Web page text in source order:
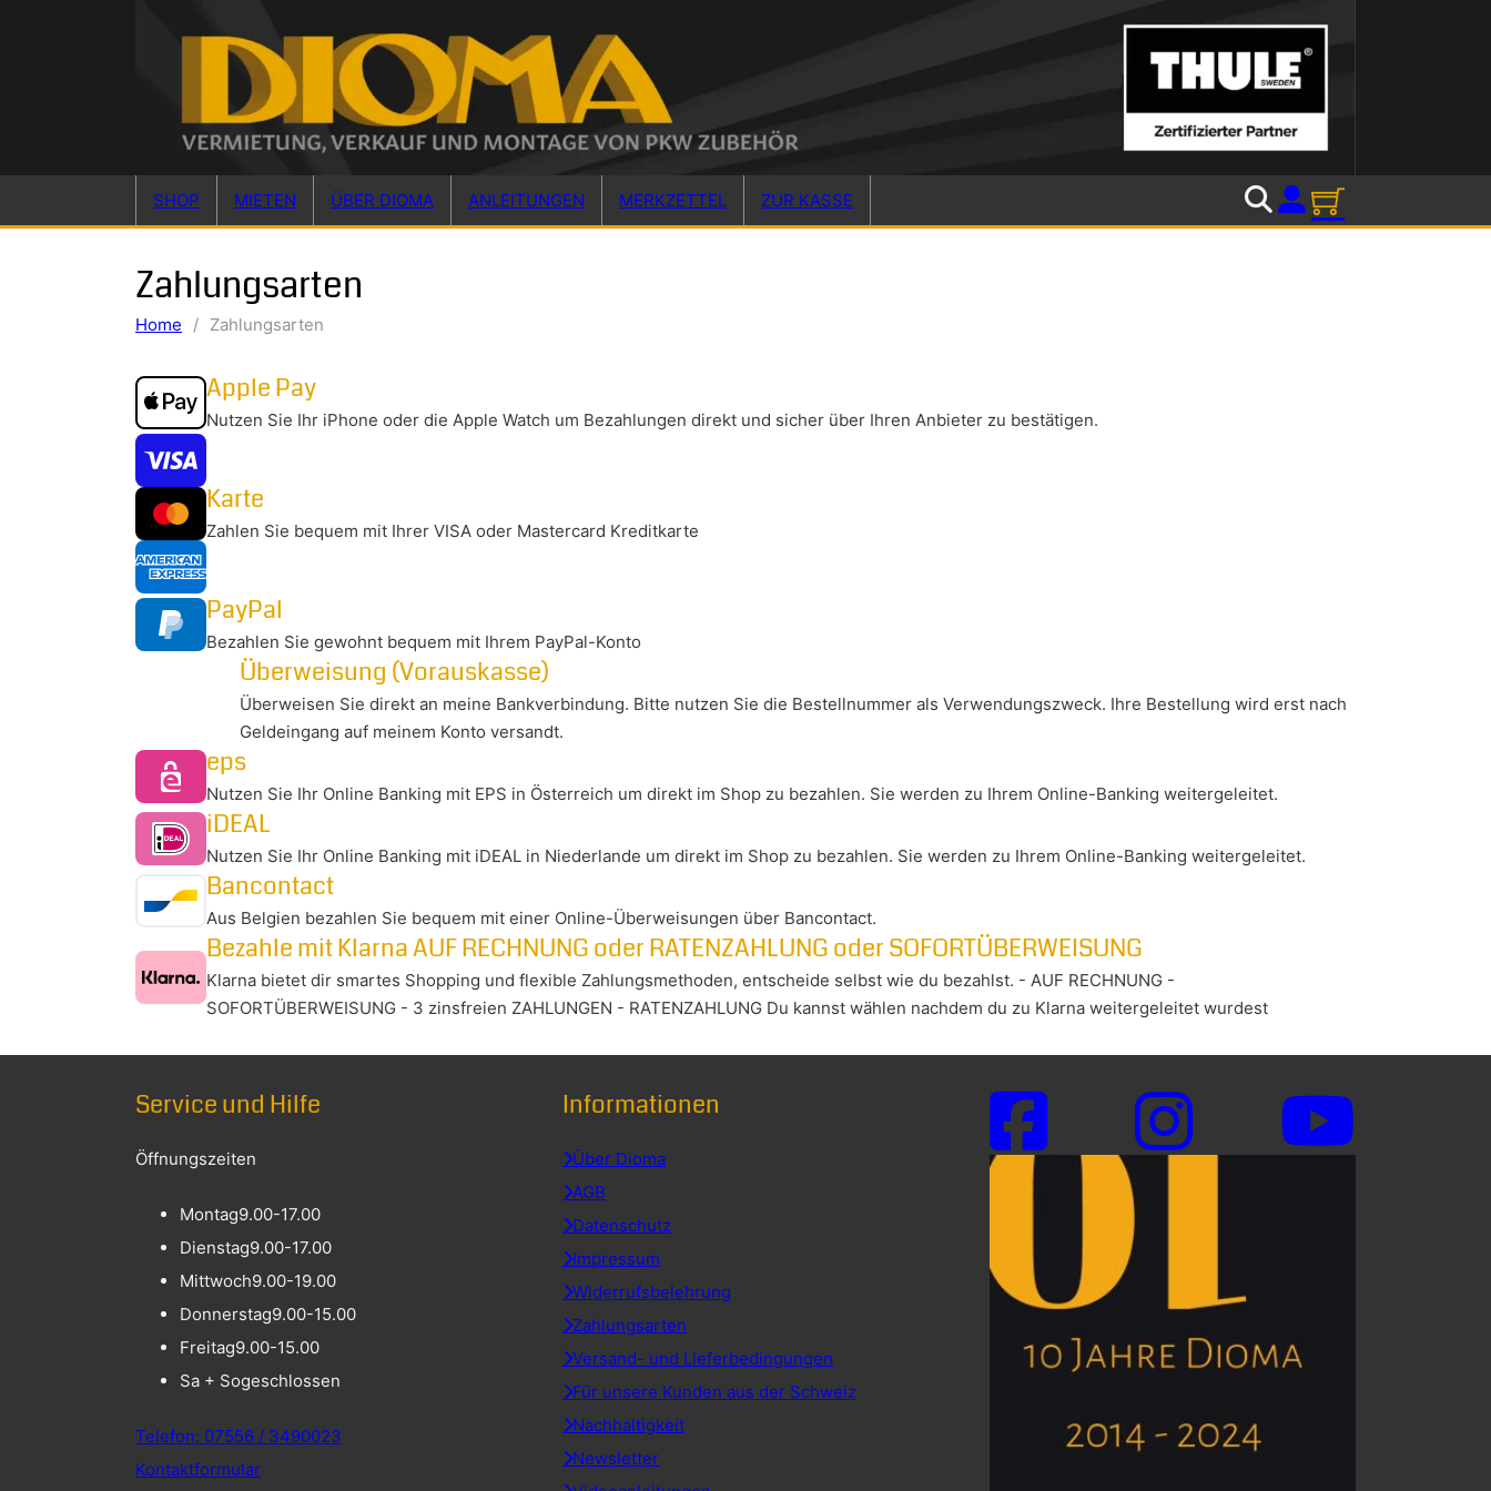
SHOP MIETEN ÜBER DIOMA ANLEITUNGEN MERKZETTEL ZUR KASSE
Zahlungsarten
Home / Zahlungsarten
Apple Pay
Nutzen Sie Ihr iPhone oder die Apple Watch um Bezahlungen direkt und sicher über Ihren Anbieter zu bestätigen.
Karte
Zahlen Sie bequem mit Ihrer VISA oder Mastercard Kreditkarte
PayPal
Bezahlen Sie gewohnt bequem mit Ihrem PayPal-Konto
Überweisung (Vorauskasse)
Überweisen Sie direkt an meine Bankverbindung. Bitte nutzen Sie die Bestellnummer als Verwendungszweck. Ihre Bestellung wird erst nach
Geldeingang auf meinem Konto versandt.
eps
Nutzen Sie Ihr Online Banking mit EPS in Österreich um direkt im Shop zu bezahlen. Sie werden zu Ihrem Online-Banking weitergeleitet.
iDEAL
Nutzen Sie Ihr Online Banking mit iDEAL in Niederlande um direkt im Shop zu bezahlen. Sie werden zu Ihrem Online-Banking weitergeleitet.
Bancontact
Aus Belgien bezahlen Sie bequem mit einer Online-Überweisungen über Bancontact.
Bezahle mit Klarna AUF RECHNUNG oder RATENZAHLUNG oder SOFORTÜBERWEISUNG
Klarna bietet dir smartes Shopping und flexible Zahlungsmethoden, entscheide selbst wie du bezahlst. - AUF RECHNUNG -
SOFORTÜBERWEISUNG - 3 zinsfreien ZAHLUNGEN - RATENZAHLUNG Du kannst wählen nachdem du zu Klarna weitergeleitet wurdest
Service und Hilfe
Öffnungszeiten
Montag9.00-17.00
Dienstag9.00-17.00
Mittwoch9.00-19.00
Donnerstag9.00-15.00
Freitag9.00-15.00
Sa + Sogeschlossen
Telefon: 07556 / 3490023
Kontaktformular
Informationen
Über Dioma
AGB
Datenschutz
Impressum
Widerrufsbelehrung
Zahlungsarten
Versand- und Lieferbedingungen
Für unsere Kunden aus der Schweiz
Nachhaltigkeit
Newsletter